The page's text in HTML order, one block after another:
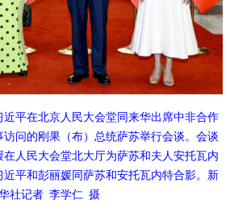
近平在北京人民大会堂同来华出席中非合作
问的刚果（布）总统萨苏举行会谈。会谈
人民大会堂北大厅为萨苏和夫人安托瓦内
平和彭丽媛同萨苏和安托瓦内特合影。新
社记者 李学仁 摄